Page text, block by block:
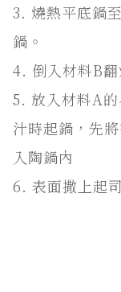
3. 燒熱平底鍋
鍋。
4. 倒入材料B翻
5. 放入材料A
汁時起鍋，先
入陶鍋內
6. 表面撒上起